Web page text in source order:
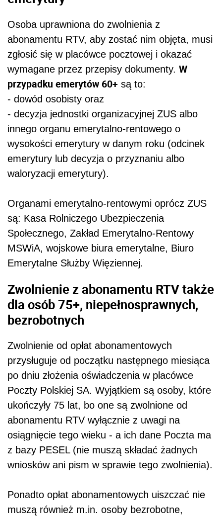
Osoba uprawniona do zwolnienia z
abonamentu RTV, aby zostać nim objęta, musi
zgłosić się w placówce pocztowej i okazać
wymagane przez przepisy dokumenty. W
przypadku emerytów 60+ są to:
- dowód osobisty oraz
- decyzja jednostki organizacyjnej ZUS albo
innego organu emerytalno-rentowego o
wysokości emerytury w danym roku (odcinek
emerytury lub decyzja o przyznaniu albo
waloryzacji emerytury).
Organami emerytalno-rentowymi oprócz ZUS
są: Kasa Rolniczego Ubezpieczenia
Społecznego, Zakład Emerytalno-Rentowy
MSWiA, wojskowe biura emerytalne, Biuro
Emerytalne Służby Więziennej.
Zwolnienie z abonamentu RTV także
dla osób 75+, niepełnosprawnych,
bezrobotnych
Zwolnienie od opłat abonamentowych
przysługuje od początku następnego miesiąca
po dniu złożenia oświadczenia w placówce
Poczty Polskiej SA. Wyjątkiem są osoby, które
ukończyły 75 lat, bo one są zwolnione od
abonamentu RTV wyłącznie z uwagi na
osiągnięcie tego wieku - a ich dane Poczta ma
z bazy PESEL (nie muszą składać żadnych
wniosków ani pism w sprawie tego zwolnienia).
Ponadto opłat abonamentowych uiszczać nie
muszą również m.in. osoby bezrobotne,